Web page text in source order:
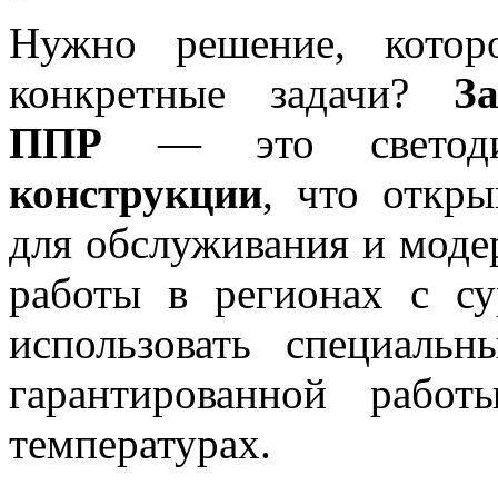
Нужно решение,
конкретные задачи?
ППР — это
конструкции, что
для обслуживания и
работы в регионах с
использовать
гарантированной
температурах.